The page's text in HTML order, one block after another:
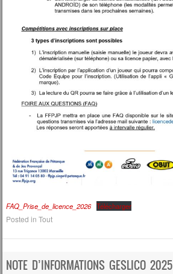
FAQ_Prise_de_licence_2026 Télécharger
Posted inTout
NOTE D’INFORMATIONS GESLICO 2025